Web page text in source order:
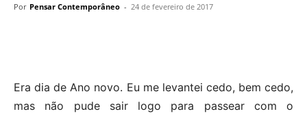
Por Pensar Contemporâneo - 24 de fevereiro de 2017
Era dia de Ano novo. Eu me levantei cedo, bem cedo,
mas não pude sair logo para passear com o